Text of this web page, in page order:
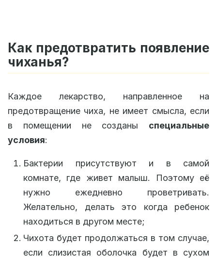
Как предотвратить появление
чиханья?
Каждое лекарство, направленное на
предотвращение чиха, не имеет смысла, если
в помещении не созданы специальные
условия:
Бактерии присутствуют и в самой
комнате, где живет малыш. Поэтому её
нужно ежедневно проветривать.
Желательно, делать это когда ребенок
находиться в другом месте;
Чихота будет продолжаться в том случае,
если слизистая оболочка будет в сухом